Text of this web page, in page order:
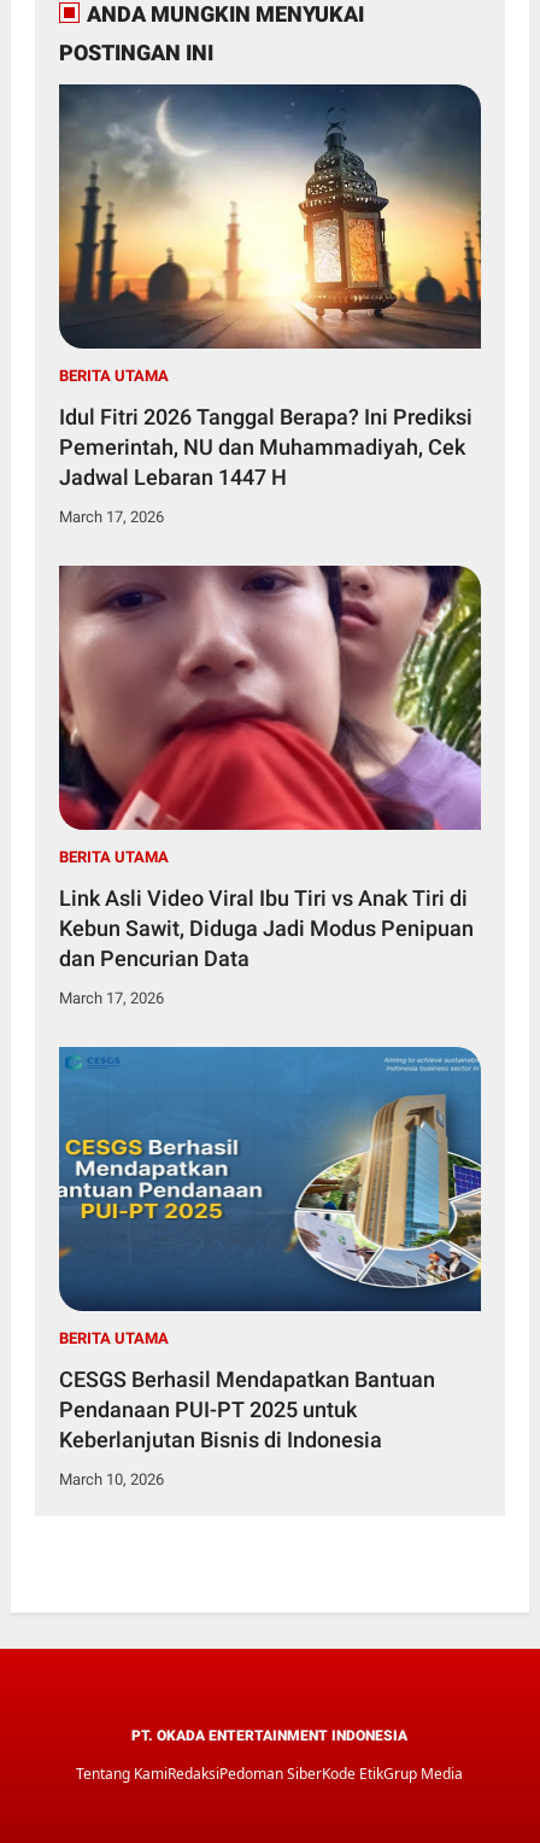
ANDA MUNGKIN MENYUKAI
POSTINGAN INI
BERITA UTAMA
Idul Fitri 2026 Tanggal Berapa? Ini Prediksi
Pemerintah, NU dan Muhammadiyah, Cek
Jadwal Lebaran 1447 H
March 17, 2026
BERITA UTAMA
Link Asli Video Viral Ibu Tiri vs Anak Tiri di
Kebun Sawit, Diduga Jadi Modus Penipuan
dan Pencurian Data
March 17, 2026
BERITA UTAMA
CESGS Berhasil Mendapatkan Bantuan
Pendanaan PUI-PT 2025 untuk
Keberlanjutan Bisnis di Indonesia
March 10, 2026
PT. OKADA ENTERTAINMENT INDONESIA
Tentang KamiRedaksiPedoman SiberKode EtikGrup Media